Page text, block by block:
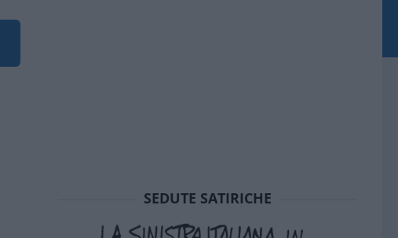
SEDUTE SATIRICHE